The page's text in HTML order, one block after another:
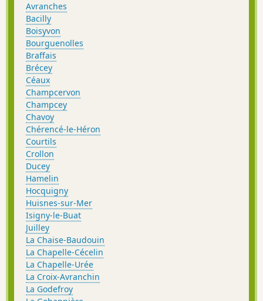
Avranches
Bacilly
Boisyvon
Bourguenolles
Braffais
Brécey
Céaux
Champcervon
Champcey
Chavoy
Chérencé-le-Héron
Courtils
Crollon
Ducey
Hamelin
Hocquigny
Huisnes-sur-Mer
Isigny-le-Buat
Juilley
La Chaise-Baudouin
La Chapelle-Cécelin
La Chapelle-Urée
La Croix-Avranchin
La Godefroy